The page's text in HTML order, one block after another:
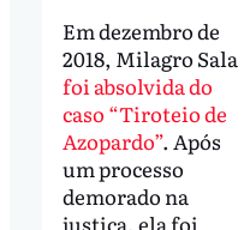
Em dezembro de
2018, Milagro Sala
foi absolvida do
caso “Tiroteio de
Azopardo”. Após
um processo
demorado na
justiça, ela foi